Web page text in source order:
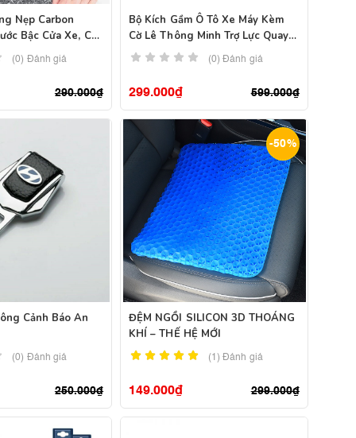
Nẹp Carbon
Bậc Cửa Xe, Cốp
(0) Đánh giá
290.000₫
Bộ Kích Gầm Ô Tô Xe Máy Kèm
Cờ Lê Thông Minh Trợ Lực Quay
Nâng Hạ Chất Thép Cán Nguội
(0) Đánh giá
599.000₫
299.000₫
Cảnh Báo An
(0) Đánh giá
250.000₫
-50%
ĐỆM NGỒI SILICON 3D THOÁNG
KHÍ – THẾ HỆ MỚI
(1)Đánh giá
299.000₫
149.000₫